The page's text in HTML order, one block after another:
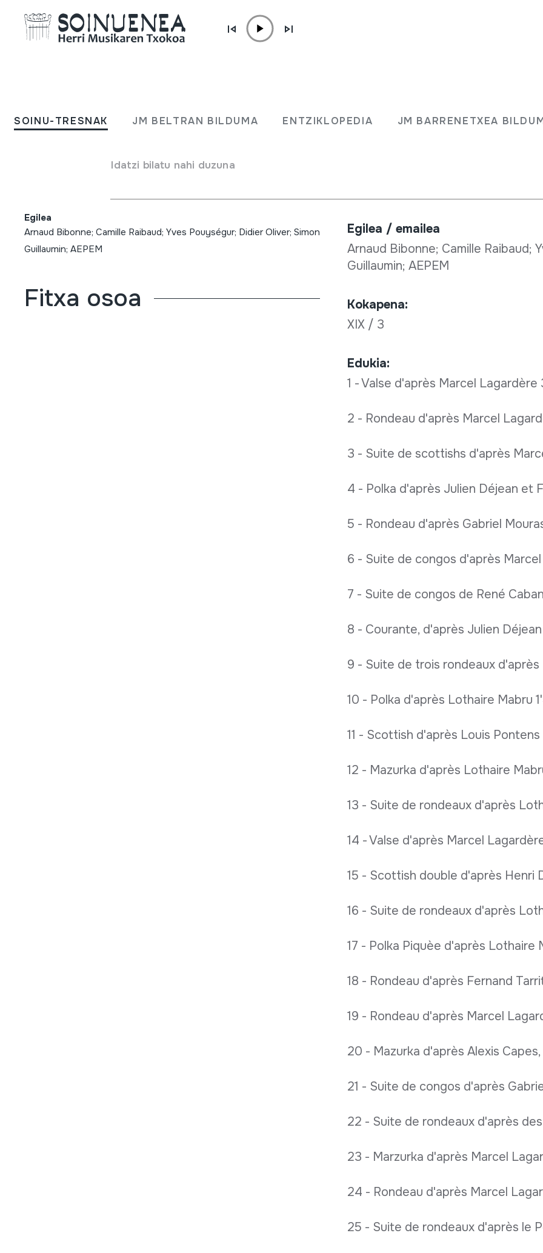
SOINU-TRESNAK JM BELTRAN BILDUMA ENTZIKLOPEDIA JM BARRENETXEA
Idatzi bilatu nahi duzuna
En cadencia; Arnaud Bibonne;
traditionnelle del landes de
Egilea
Arnaud Bibonne; Camille Raibaud; Yves Pouységur; Didier Oliver; Simon
Guillaumin; AEPEM
Fitxa osoa
Fonoteka
Egilea / emailea
Arnaud Bibonne; Camille Raibaud;
Guillaumin; AEPEM
Kokapena:
XIX / 3
Edukia:
1 - Valse d'après Marcel Lagardère
2 - Rondeau d'après Marcel
3 - Suite de scottishs d'après
4 - Polka d'après Julien Déjean et
5 - Rondeau d'après Gabriel
6 - Suite de congos d'après
7 - Suite de congos de René
8 - Courante, d'après Julien Déjean
9 - Suite de trois rondeaux
10 - Polka d'après Lothaire Mabru
11 - Scottish d'après Louis Pontens
12 - Mazurka d'après Lothaire
13 - Suite de rondeaux d'après
14 - Valse d'après Marcel
15 - Scottish double d'après Henri
16 - Suite de rondeaux d'après
17 - Polka Piquèe d'après Lothaire
18 - Rondeau d'après Fernand
19 - Rondeau d'après Marcel
20 - Mazurka d'après Alexis
21 - Suite de congos d'après
22 - Suite de rondeaux d'après
23 - Marzurka d'après Marcel
24 - Rondeau d'après Marcel
25 - Suite de rondeaux d'après le